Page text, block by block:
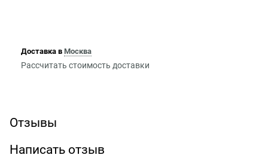
Доставка в Москва
Рассчитать стоимость доставки
Отзывы
Написать отзыв